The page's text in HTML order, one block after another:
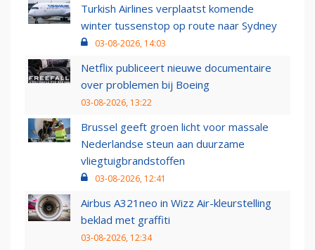
Turkish Airlines verplaatst komende
winter tussenstop op route naar Sydney
03-08-2026, 14:03
Netflix publiceert nieuwe documentaire
over problemen bij Boeing
03-08-2026, 13:22
Brussel geeft groen licht voor massale
Nederlandse steun aan duurzame
vliegtuigbrandstoffen
03-08-2026, 12:41
Airbus A321neo in Wizz Air-kleurstelling
beklad met graffiti
03-08-2026, 12:34